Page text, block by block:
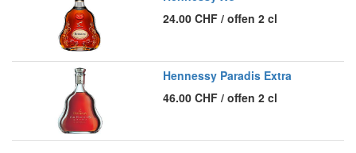
24.00 CHF / offen 2 cl
Hennessy Paradis Extra
46.00 CHF / offen 2 cl